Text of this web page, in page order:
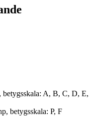
A, B, C, D, E,
betygsskala: P, F